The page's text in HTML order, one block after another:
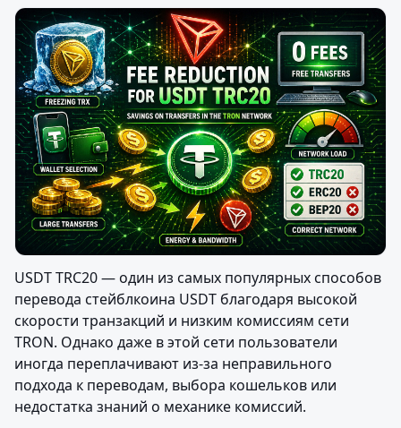
USDT TRC20 — один из самых популярных способов
перевода стейблкоина USDT благодаря высокой
скорости транзакций и низким комиссиям сети
TRON. Однако даже в этой сети пользователи
иногда переплачивают из-за неправильного
подхода к переводам, выбора кошельков или
недостатка знаний о механике комиссий.